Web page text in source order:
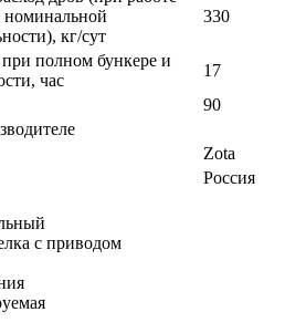
номинальной
кг/сут
330
полном бункере и
час
17
90
Zota
Россия
с приводом